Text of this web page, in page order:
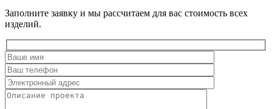
Заполните заявку и мы рассчитаем для вас стоимость всех
изделий.